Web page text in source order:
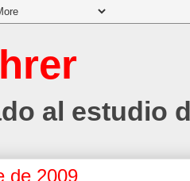
al estudio
de 2009